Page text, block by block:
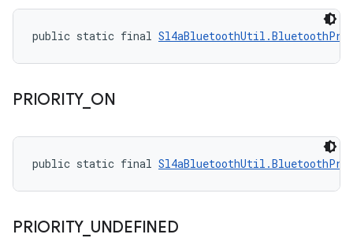
public static final
PRIORITY_ ON
public static final
PRIORITY_ UNDEFINED